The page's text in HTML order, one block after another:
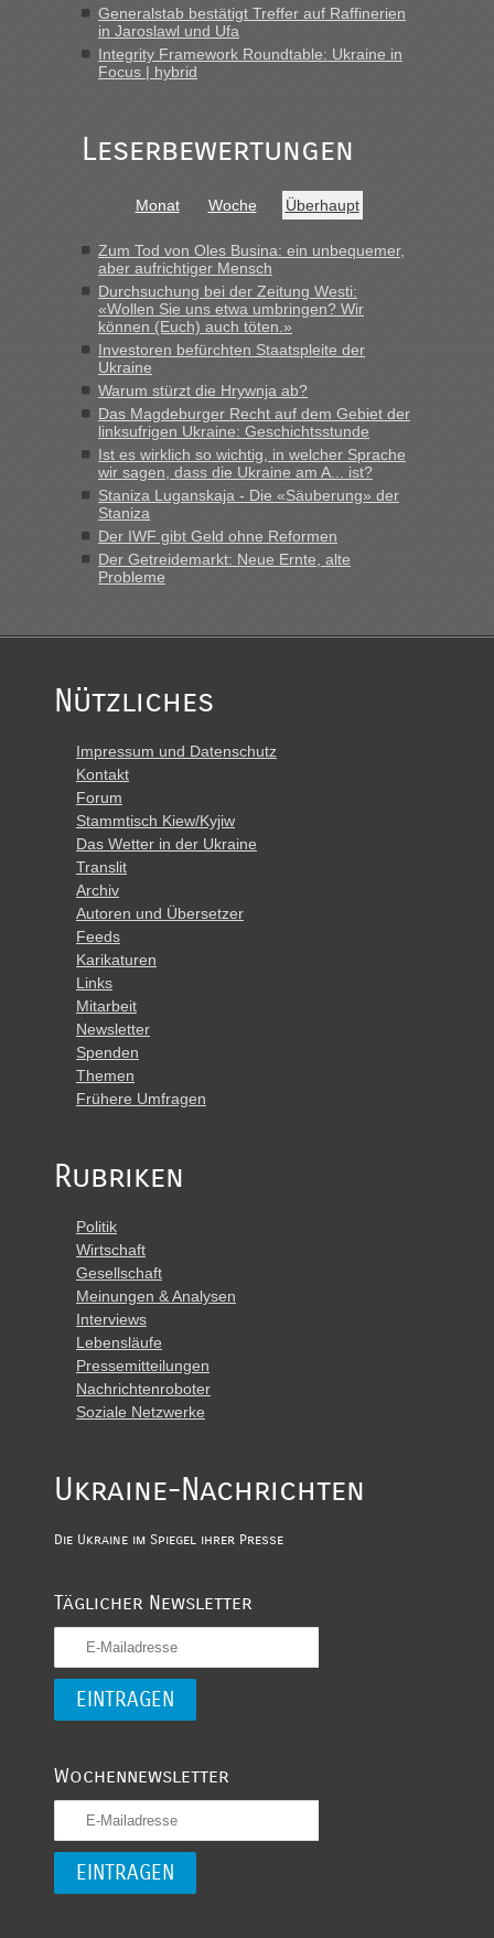
Bernd D-UA inBerichte und Reisetipps • Re: An welchem
Grenzübergang zwischen Polen und der Ukraine geht es am
schnellsten?
vor mir, bin sonst der Erste oder Zweite, egal, nach ca 20
Minuten wurde dann die nächste Welle...“
Berichte und Reisetipps • Re: An welchem
schnellsten?
„Derzeit, ist es überall sehr voll an den Grenzen Ukraine/
Polen. Zb. Krakovets 100 PKW ca. 10 h Wartezeit. Wollen
Montag rüber, versuchen es sehr früh.“
Generalstab bestätigt Treffer auf Raffinerien
in Jaroslawl und Ufa
Integrity Framework Roundtable: Ukraine in
Focus | hybrid
Leserbewertungen
Monat Woche Überhaupt
Zum Tod von Oles Busina: ein unbequemer,
aber aufrichtiger Mensch
Durchsuchung bei der Zeitung Westi:
«Wollen Sie uns etwa umbringen? Wir
können (Euch) auch töten.»
Investoren befürchten Staatspleite der
Ukraine
Warum stürzt die Hrywnja ab?
Das Magdeburger Recht auf dem Gebiet der
linksufrigen Ukraine: Geschichtsstunde
Ist es wirklich so wichtig, in welcher Sprache
wir sagen, dass die Ukraine am A... ist?
Staniza Luganskaja - Die «Säuberung» der
Staniza
Der IWF gibt Geld ohne Reformen
Der Getreidemarkt: Neue Ernte, alte
Probleme
Nützliches
Impressum und Datenschutz
Kontakt
Forum
Stammtisch Kiew/Kyjiw
Das Wetter in der Ukraine
Translit
Archiv
Autoren und Übersetzer
Feeds
Karikaturen
Links
Mitarbeit
Newsletter
Spenden
Themen
Frühere Umfragen
Rubriken
Politik
Wirtschaft
Gesellschaft
Meinungen & Analysen
Interviews
Lebensläufe
Pressemitteilungen
Nachrichtenroboter
Soziale Netzwerke
Ukraine-Nachrichten
Die Ukraine im Spiegel ihrer Presse
Täglicher Newsletter
Wochennewsletter